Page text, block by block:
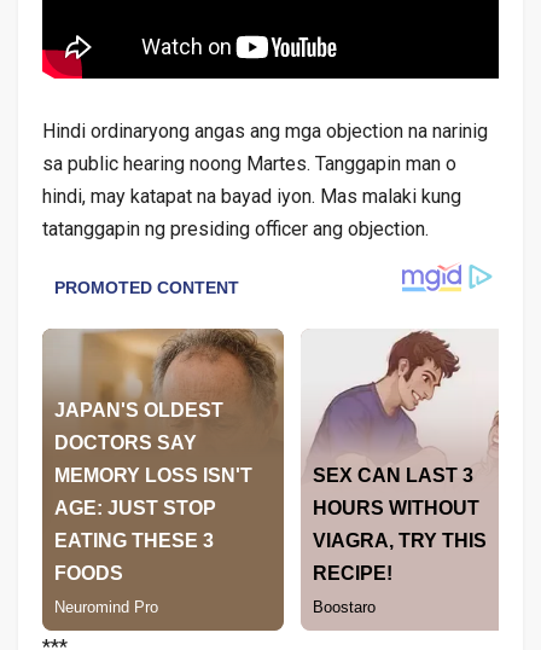
Hindi ordinaryong angas ang mga objection na narinig
sa public hearing noong Martes. Tanggapin man o
hindi, may katapat na bayad iyon. Mas malaki kung
tatanggapin ng presiding officer ang objection.